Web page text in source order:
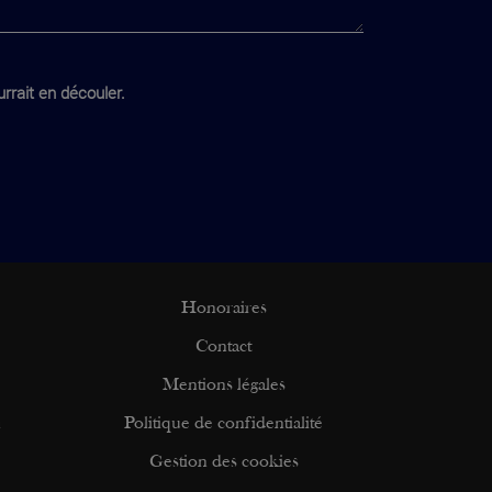
en découler.
Honoraires
Contact
Mentions légales
Politique de confidentialité
Gestion des cookies